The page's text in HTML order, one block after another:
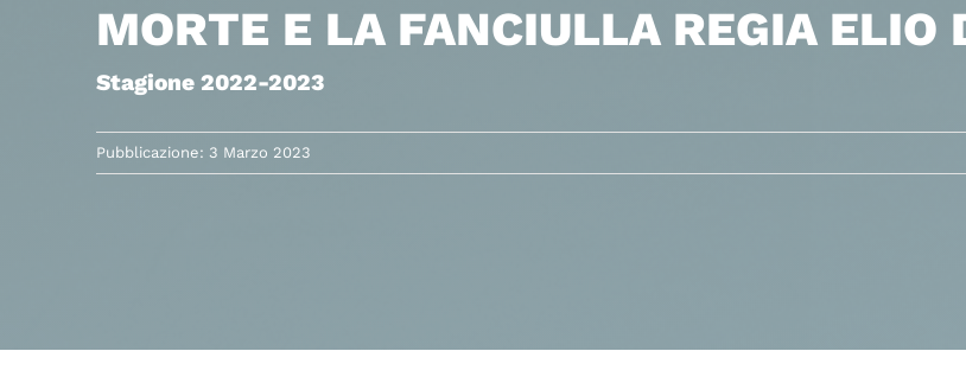
MORTE E LA FANCIULLA REGIA ELIO
Stagione 2022-2023
Pubblicazione: 3 Marzo 2023